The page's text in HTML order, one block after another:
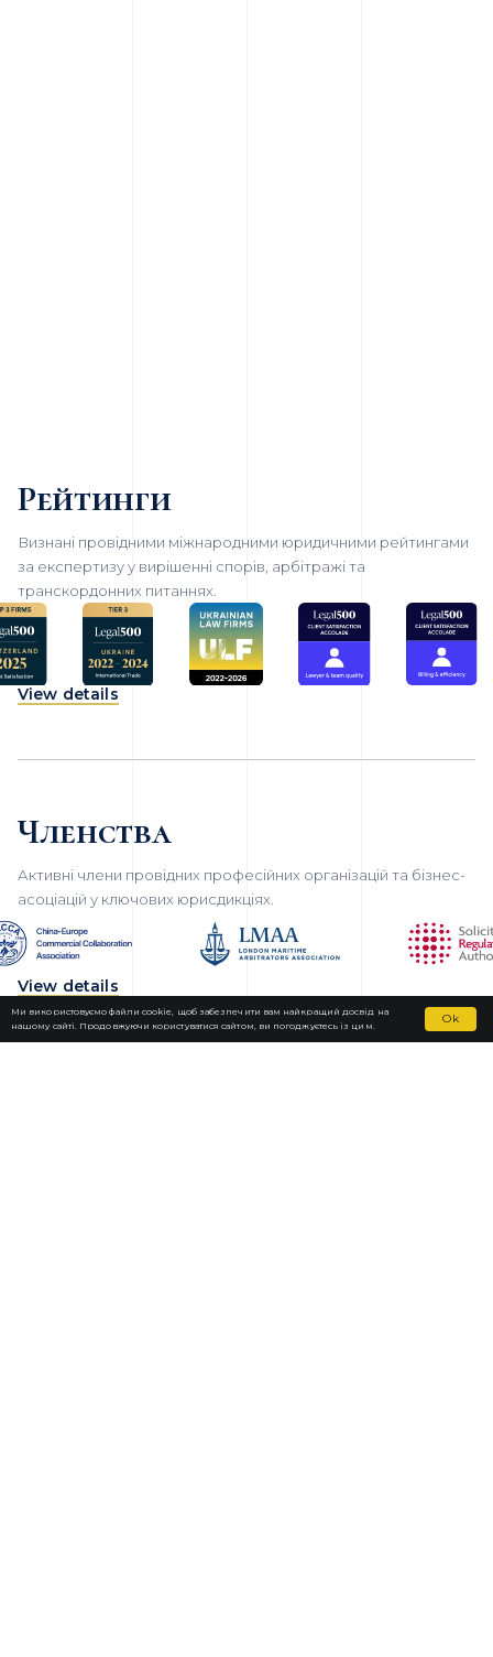
Рейтинги
Визнані провідними міжнародними юридичними рейтингами
за експертизу у вирішенні спорів, арбітражі та
транскордонних питаннях.
View details
Членства
Активні члени провідних професійних організацій та бізнес-
асоціацій у ключових юрисдикціях.
View details
Ми використовуємо файли cookie, щоб забезпечити вам найкращий досвід на
нашому сайті. Продовжуючи користуватися сайтом, ви погоджуєтесь із цим.
Ok